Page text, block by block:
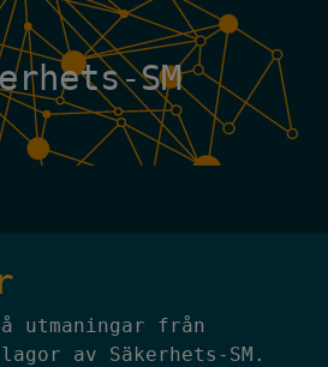
SM
utmaningar från
av Säkerhets-SM.